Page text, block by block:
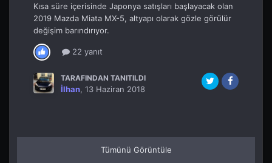
Kısa süre içerisinde Japonya satışları başlayacak olan
2019 Mazda Miata MX-5, altyapı olarak gözle görülür
değişim barındırıyor.
22 yanıt
TARAFINDAN TANITILDI
İlhan, 13 Haziran 2018
Tümünü Görüntüle